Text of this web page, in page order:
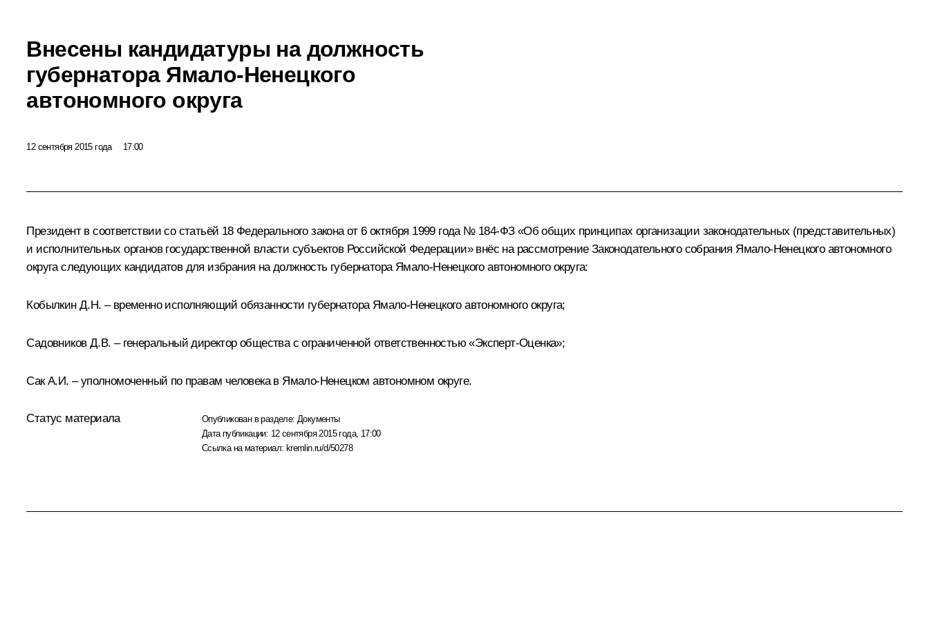
Внесены кандидатуры на должность
губернатора Ямало-Ненецкого
автономного округа
12 сентября 2015 года 17:00
Президент в соответствии со статьёй 18 Федерального закона от 6 октября 1999 года № 184-ФЗ «Об общих принципах организации законодательных (представительных)
и исполнительных органов государственной власти субъектов Российской Федерации» внёс на рассмотрение Законодательного собрания Ямало-Ненецкого автономного
округа следующих кандидатов для избрания на должность губернатора Ямало-Ненецкого автономного округа:
Кобылкин Д.Н. – временно исполняющий обязанности губернатора Ямало-Ненецкого автономного округа;
Садовников Д.В. – генеральный директор общества с ограниченной ответственностью «Эксперт-Оценка»;
Сак А.И. – уполномоченный по правам человека в Ямало-Ненецком автономном округе.
Статус материала Опубликован в разделе:Документы
Дата публикации: 12 сентября 2015 года, 17:00
Ссылка на материал: kremlin.ru/d/50278